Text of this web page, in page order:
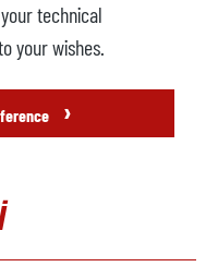
technical
your wishes.
›